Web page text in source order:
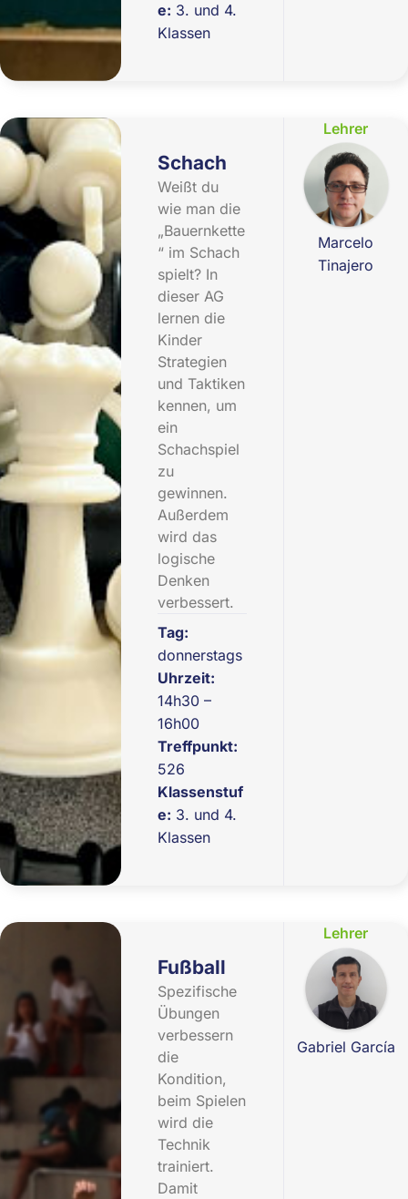
e: 3. und 4.
Klassen
Schach
Weißt du
wie man die
„Bauernkette
“ im Schach
spielt? In
dieser AG
lernen die
Kinder
Strategien
und Taktiken
kennen, um
ein
Schachspiel
zu
gewinnen.
Außerdem
wird das
logische
Denken
verbessert.
Tag:
donnerstags
Uhrzeit:
14h30 –
16h00
Treffpunkt:
526
Klassenstuf
e: 3. und 4.
Klassen
Lehrer
Marcelo
Tinajero
Fußball
Spezifische
Übungen
verbessern
die
Kondition,
beim Spielen
wird die
Technik
trainiert.
Damit
Lehrer
Gabriel García